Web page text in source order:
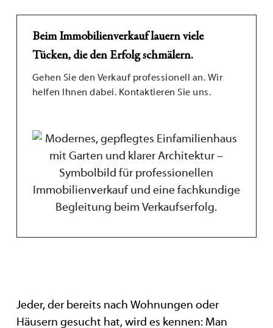
Beim Immobilienverkauf lauern viele
Tücken, die den Erfolg schmälern.
Gehen Sie den Verkauf professionell an. Wir
helfen Ihnen dabei. Kontaktieren Sie uns.
Jeder, der bereits nach Wohnungen oder
Häusern gesucht hat, wird es kennen: Man